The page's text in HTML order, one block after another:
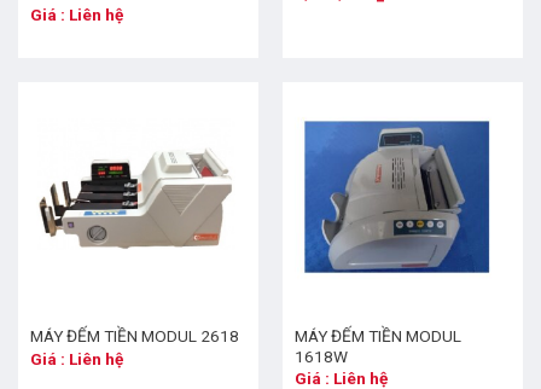
Giá : Liên hệ
MÁY ĐẾM TIỀN MODUL 2618
Giá : Liên hệ
MÁY ĐẾM TIỀN MODUL
1618W
Giá : Liên hệ